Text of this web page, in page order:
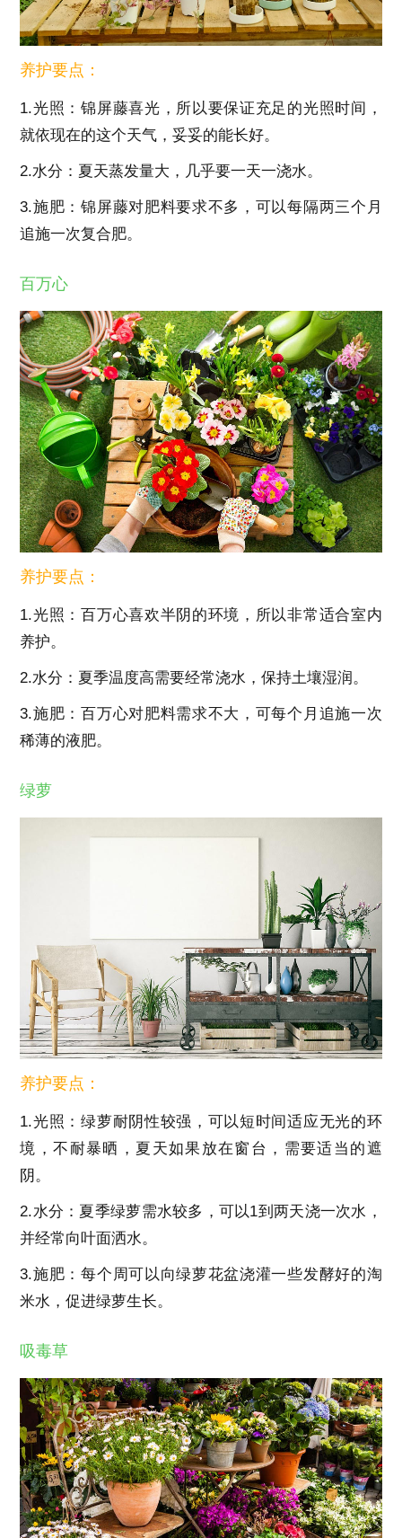
养护要点：
1.光照：锦屏藤喜光，所以要保证充足的光照时间，
就依现在的这个天气，妥妥的能长好。
2.水分：夏天蒸发量大，几乎要一天一浇水。
3.施肥：锦屏藤对肥料要求不多，可以每隔两三个月
追施一次复合肥。
百万心
养护要点：
1.光照：百万心喜欢半阴的环境，所以非常适合室内
养护。
2.水分：夏季温度高需要经常浇水，保持土壤湿润。
3.施肥：百万心对肥料需求不大，可每个月追施一次
稀薄的液肥。
绿萝
养护要点：
1.光照：绿萝耐阴性较强，可以短时间适应无光的环
境，不耐暴晒，夏天如果放在窗台，需要适当的遮
阴。
2.水分：夏季绿萝需水较多，可以1到两天浇一次水，
并经常向叶面洒水。
3.施肥：每个周可以向绿萝花盆浇灌一些发酵好的淘
米水，促进绿萝生长。
吸毒草